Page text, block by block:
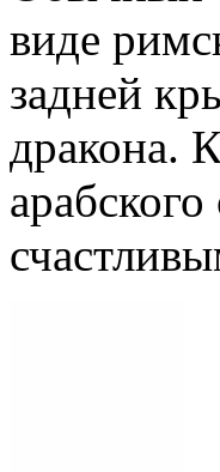
виде
задней
дракона.